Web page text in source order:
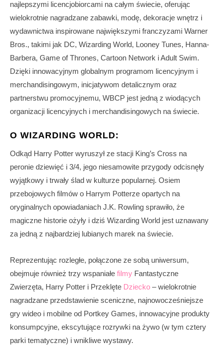
najlepszymi licencjobiorcami na całym świecie, oferując
wielokrotnie nagradzane zabawki, modę, dekoracje wnętrz i
wydawnictwa inspirowane największymi franczyzami Warner
Bros., takimi jak DC, Wizarding World, Looney Tunes, Hanna-
Barbera, Game of Thrones, Cartoon Network i Adult Swim.
Dzięki innowacyjnym globalnym programom licencyjnym i
merchandisingowym, inicjatywom detalicznym oraz
partnerstwu promocyjnemu, WBCP jest jedną z wiodących
organizacji licencyjnych i merchandisingowych na świecie.
O WIZARDING WORLD:
Odkąd Harry Potter wyruszył ze stacji King’s Cross na
peronie dziewięć i 3/4, jego niesamowite przygody odcisnęły
wyjątkowy i trwały ślad w kulturze popularnej. Osiem
przebojowych filmów o Harrym Potterze opartych na
oryginalnych opowiadaniach J.K. Rowling sprawiło, że
magiczne historie ożyły i dziś Wizarding World jest uznawany
za jedną z najbardziej lubianych marek na świecie.
Reprezentując rozległe, połączone ze sobą uniwersum,
obejmuje również trzy wspaniałe filmy Fantastyczne
Zwierzęta, Harry Potter i Przeklęte Dziecko – wielokrotnie
nagradzane przedstawienie sceniczne, najnowocześniejsze
gry wideo i mobilne od Portkey Games, innowacyjne produkty
konsumpcyjne, ekscytujące rozrywki na żywo (w tym cztery
parki tematyczne) i wnikliwe wystawy.